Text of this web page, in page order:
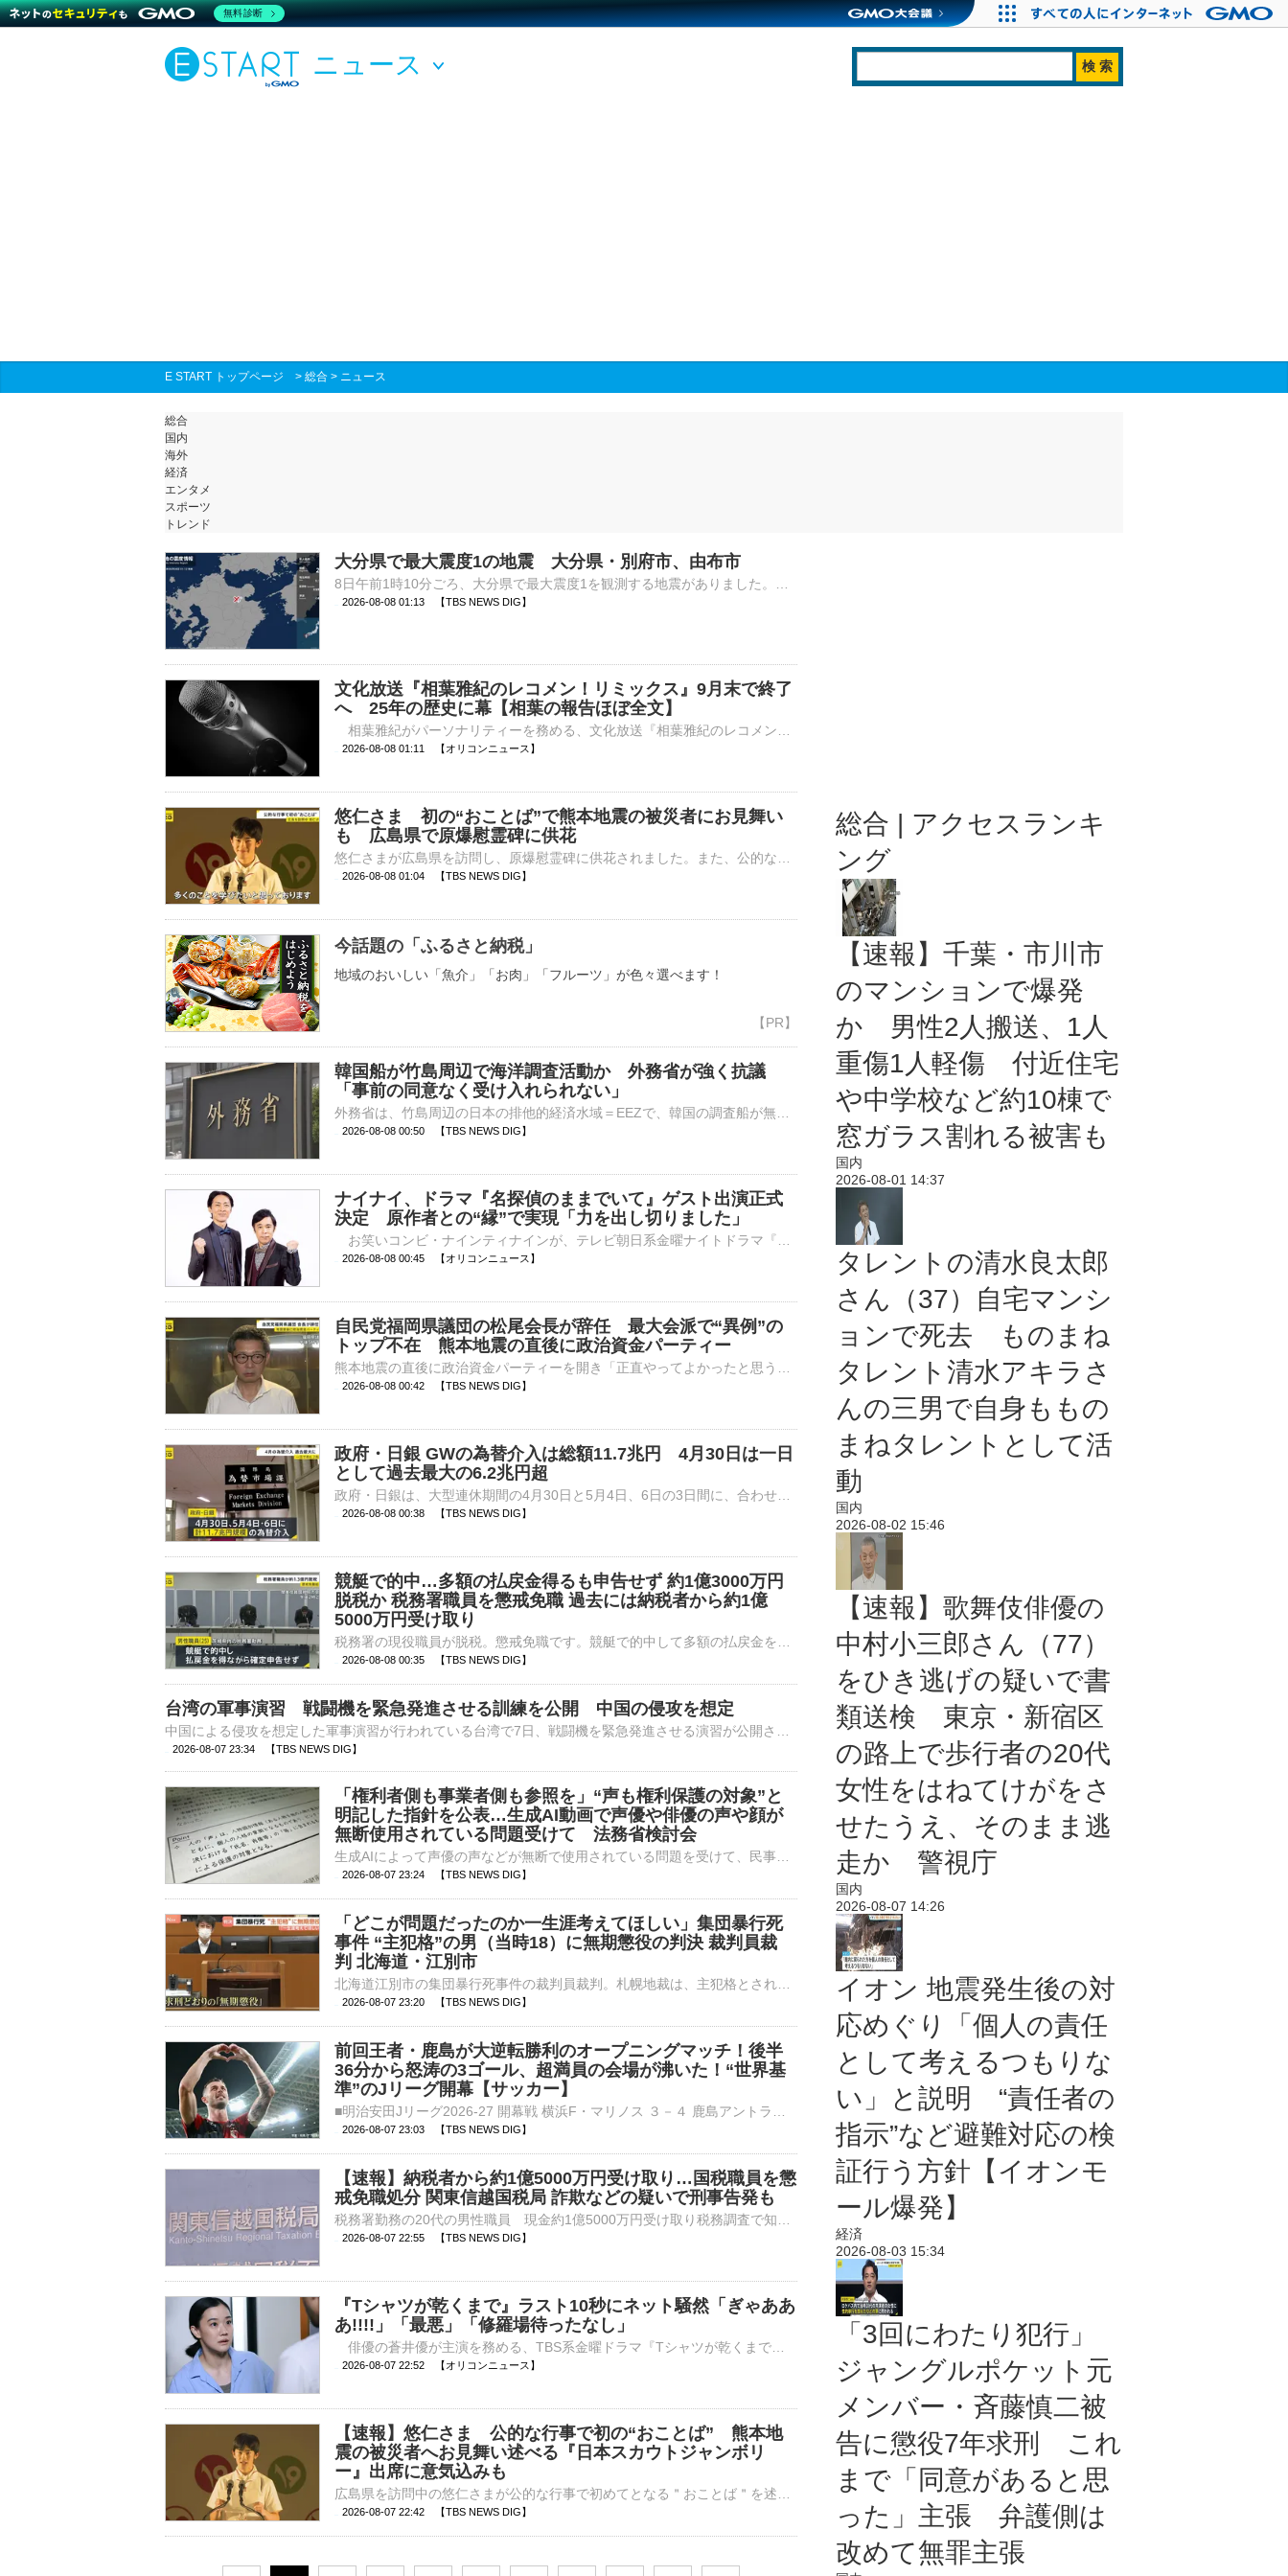
ニュース
E START トップページ > 総合 > ニュース
総合
国内
海外
経済
エンタメ
スポーツ
トレンド
大分県で最大震度1の地震 大分県・別府市、由布市
2026-08-08 01:13 【TBS NEWS DIG】
文化放送『相葉雅紀のレコメン！リミックス』9月末で終了
へ 25年の歴史に幕【相葉の報告ほぼ全文】
2026-08-08 01:11 【オリコンニュース】
悠仁さま 初の“おことば”で熊本地震の被災者にお見舞い
も 広島県で原爆慰霊碑に供花
2026-08-08 01:04 【TBS NEWS DIG】
今話題の「ふるさと納税」
地域のおいしい「魚介」「お肉」「フルーツ」が色々選べます！
韓国船が竹島周辺で海洋調査活動か 外務省が強く抗議
「事前の同意なく受け入れられない」
2026-08-08 00:50 【TBS NEWS DIG】
ナイナイ、ドラマ『名探偵のままでいて』ゲスト出演正式
決定 原作者との“縁”で実現「力を出し切りました」
2026-08-08 00:45 【オリコンニュース】
自民党福岡県議団の松尾会長が辞任 最大会派で“異例”の
トップ不在 熊本地震の直後に政治資金パーティー
2026-08-08 00:42 【TBS NEWS DIG】
政府・日銀 GWの為替介入は総額11.7兆円 4月30日は一日
として過去最大の6.2兆円超
2026-08-08 00:38 【TBS NEWS DIG】
競艇で的中…多額の払戻金得るも申告せず 約1億3000万円
脱税か 税務署職員を懲戒免職 過去には納税者から約1億
5000万円受け取り
2026-08-08 00:35 【TBS NEWS DIG】
台湾の軍事演習 戦闘機を緊急発進させる訓練を公開 中国の侵攻を想定
2026-08-07 23:34 【TBS NEWS DIG】
「権利者側も事業者側も参照を」“声も権利保護の対象”と
明記した指針を公表…生成AI動画で声優や俳優の声や顔が
無断使用されている問題受けて 法務省検討会
2026-08-07 23:24 【TBS NEWS DIG】
「どこが問題だったのか一生涯考えてほしい」集団暴行死
事件 “主犯格”の男（当時18）に無期懲役の判決 裁判員裁
判 北海道・江別市
2026-08-07 23:20 【TBS NEWS DIG】
前回王者・鹿島が大逆転勝利のオープニングマッチ！後半
36分から怒涛の3ゴール、超満員の会場が沸いた！“世界基
準”のJリーグ開幕【サッカー】
2026-08-07 23:03 【TBS NEWS DIG】
【速報】納税者から約1億5000万円受け取り…国税職員を懲
戒免職処分 関東信越国税局 詐欺などの疑いで刑事告発も
2026-08-07 22:55 【TBS NEWS DIG】
『Tシャツが乾くまで』ラスト10秒にネット騒然「ぎゃああ
あ!!!!」「最悪」「修羅場待ったなし」
2026-08-07 22:52 【オリコンニュース】
【速報】悠仁さま 公的な行事で初の“おことば” 熊本地
震の被災者へお見舞い述べる『日本スカウトジャンボリ
ー』出席に意気込みも
2026-08-07 22:42 【TBS NEWS DIG】
総合 | アクセスランキ
ング
【速報】千葉・市川市
のマンションで爆発
か 男性2人搬送、1人
重傷1人軽傷 付近住宅
や中学校など約10棟で
窓ガラス割れる被害も
国内
2026-08-01 14:37
タレントの清水良太郎
さん（37）自宅マンシ
ョンで死去 ものまね
タレント清水アキラさ
んの三男で自身ももの
まねタレントとして活
動
国内
2026-08-02 15:46
【速報】歌舞伎俳優の
中村小三郎さん（77）
をひき逃げの疑いで書
類送検 東京・新宿区
の路上で歩行者の20代
女性をはねてけがをさ
せたうえ、そのまま逃
走か 警視庁
国内
2026-08-07 14:26
イオン 地震発生後の対
応めぐり「個人の責任
として考えるつもりな
い」と説明 “責任者の
指示”など避難対応の検
証行う方針【イオンモ
ール爆発】
経済
2026-08-03 15:34
「3回にわたり犯行」
ジャングルポケット元
メンバー・斉藤慎二被
告に懲役7年求刑 これ
まで「同意があると思
った」主張 弁護側は
改めて無罪主張
無料診断